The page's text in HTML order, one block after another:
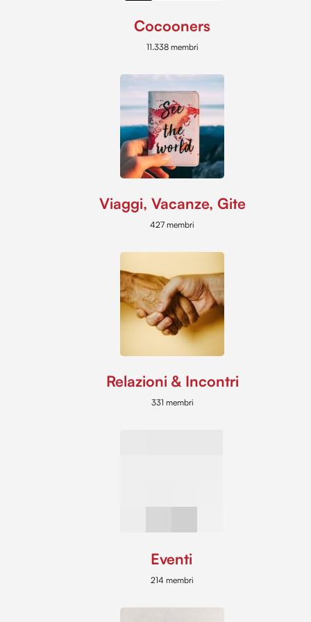
Cocooners
11.338 membri
Viaggi, Vacanze, Gite
427 membri
Relazioni & Incontri
331 membri
Eventi
214 membri